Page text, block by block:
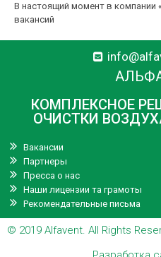
В настоящий момент в компании
вакансий
КОМПЛЕКСНОЕ
ОЧИСТКИ
Вакансии
Партнеры
Пресса о нас
Наши лицензии та грамоты
Рекомендательные письма
© 2019 Alfavent. All Rights